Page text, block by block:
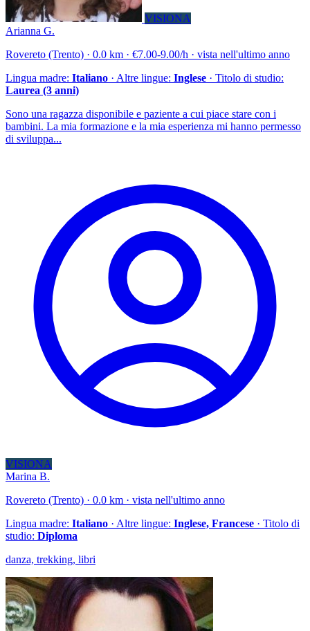
VISIONA
Arianna G.
Rovereto (Trento) · 0.0 km · €7.00-9.00/h · vista nell'ultimo anno
Lingua madre: Italiano · Altre lingue: Inglese · Titolo di studio:
Laurea (3 anni)
Sono una ragazza disponibile e paziente a cui piace stare con i
bambini. La mia formazione e la mia esperienza mi hanno permesso
di sviluppa...
VISIONA
Marina B.
Rovereto (Trento) · 0.0 km · vista nell'ultimo anno
Lingua madre: Italiano · Altre lingue: Inglese, Francese · Titolo di
studio: Diploma
danza, trekking, libri